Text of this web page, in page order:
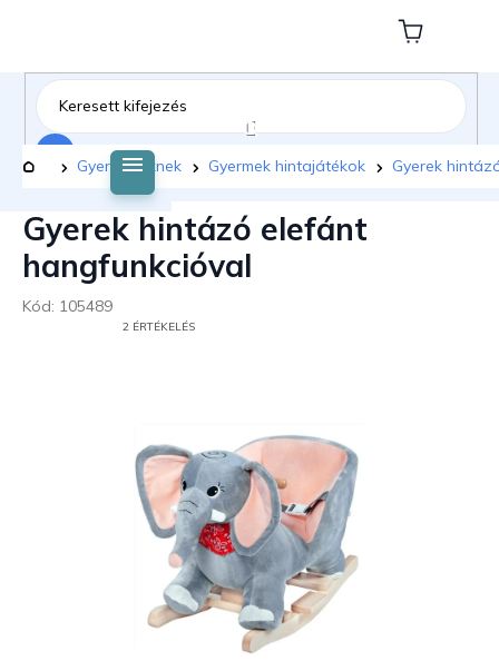
tartalomhoz
Kosár
Kezdőlap
Gyermekeknek Gyermek hintajátékok Gyerek
Gyerek hintázó elefánt
hangfunkcióval
Kód: 105489
2 ÉRTÉKELÉS